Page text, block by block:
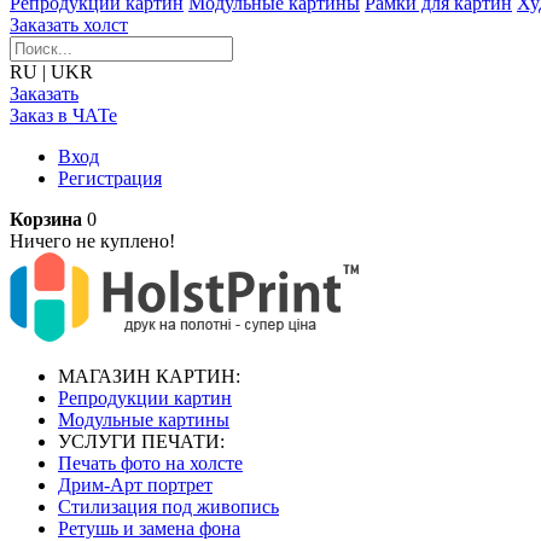
Заказать холст
RU | UKR
Заказать
Заказ в ЧАТе
Вход
Регистрация
Корзина 0
Ничего не куплено!
МАГАЗИН КАРТИН:
Репродукции картин
Модульные картины
УСЛУГИ ПЕЧАТИ:
Печать фото на холсте
Дрим-Арт портрет
Стилизация под живопись
Ретушь и замена фона